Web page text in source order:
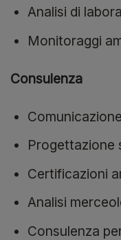
Analisi di
Monitoraggi
Consulenza
Progettazione
Certificazioni
Analisi
Consulenza